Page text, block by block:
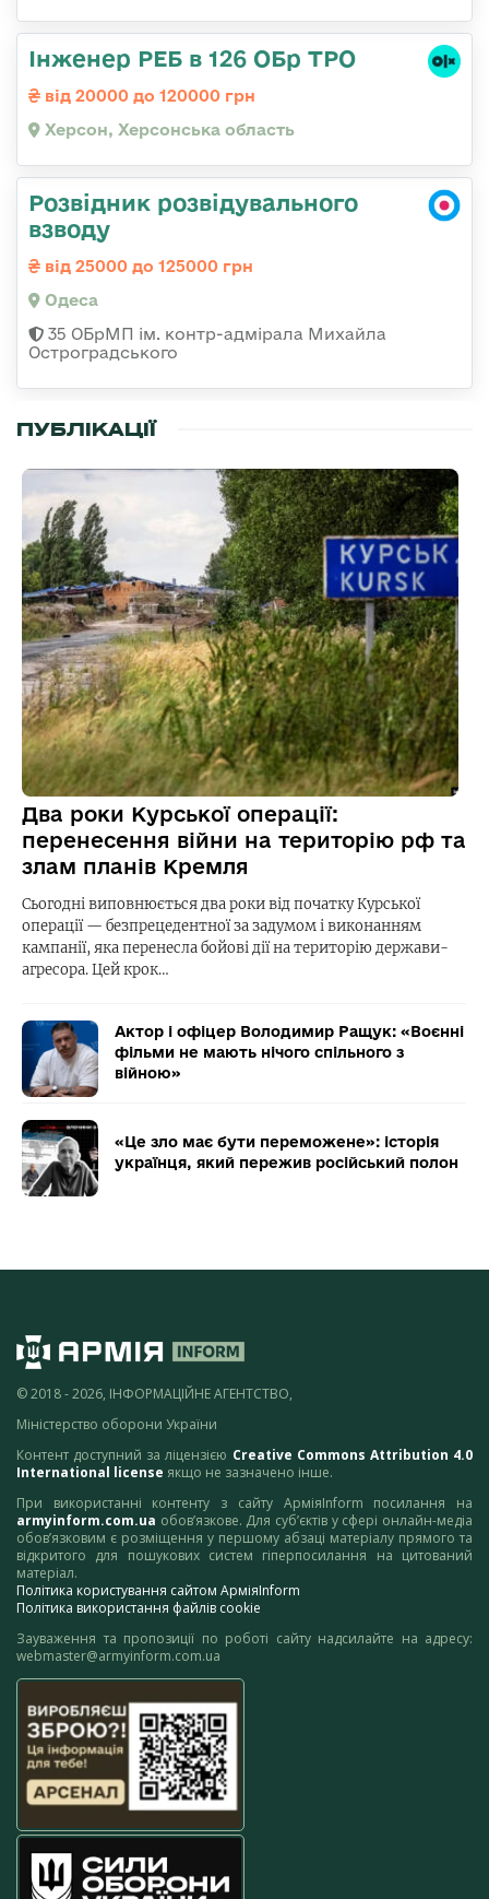
Інженер РЕБ в 126 ОБр ТРО
від 20000 до 120000 грн
Херсон, Херсонська область
Розвідник розвідувального
взводу
від 25000 до 125000 грн
Одеса
35 ОБрМП ім. контр-адмірала Михайла
Остроградського
ПУБЛІКАЦІЇ
Два роки Курської операції:
перенесення війни на територію рф та
злам планів Кремля
Сьогодні виповнюється два роки від початку Курської
операції — безпрецедентної за задумом і виконанням
кампанії, яка перенесла бойові дії на територію держави-
агресора. Цей крок…
Актор і офіцер Володимир Ращук: «Воєнні
фільми не мають нічого спільного з
війною»
«Це зло має бути переможене»: історія
українця, який пережив російський полон
© 2018 - 2026, ІНФОРМАЦІЙНЕ АГЕНТСТВО,
Міністерство оборони України
Контент доступний за ліцензією Creative Commons Attribution 4.0
International license якщо не зазначено інше.
При використанні контенту з сайту АрміяInform посилання на
armyinform.com.ua обов’язкове. Для суб’єктів у сфері онлайн-медіа
обов’язковим є розміщення у першому абзаці матеріалу прямого та
відкритого для пошукових систем гіперпосилання на цитований
матеріал.
Політика користування сайтом АрміяInform
Політика використання файлів cookie
Зауваження та пропозиції по роботі сайту надсилайте на адресу:
webmaster@armyinform.com.ua